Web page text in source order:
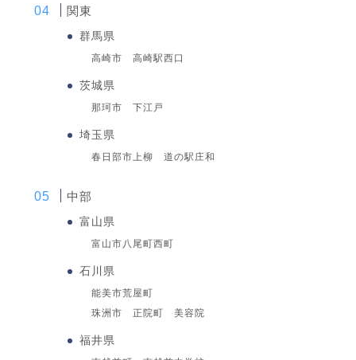
関東
群馬県
高崎市 高崎駅西口
茨城県
那珂市 下江戸
埼玉県
春日部市上柳 道の駅庄和
中部
富山県
富山市八尾町西町
石川県
能美市荒屋町
珠洲市 正院町 美容院
福井県